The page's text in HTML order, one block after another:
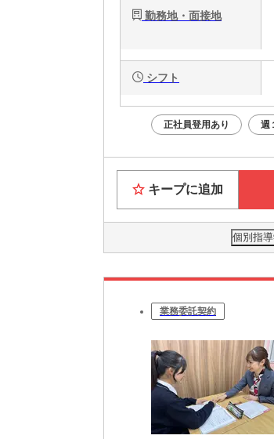
勤務地・面接地
シフト
正社員登用あり 週
キープに追加
個別指
業務委託契約